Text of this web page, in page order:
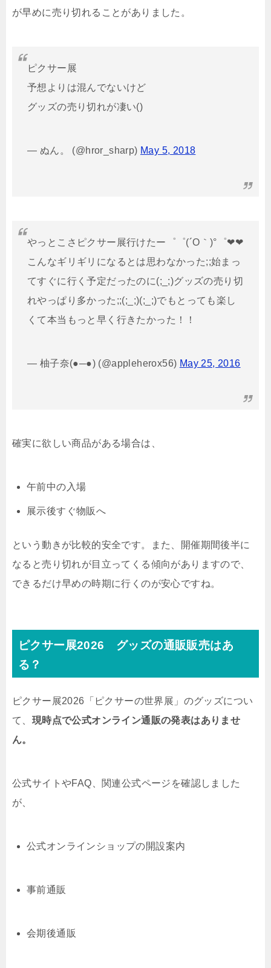
が早めに売り切れることがありました。
ピクサー展
予想よりは混んでないけど
グッズの売り切れが凄い()
— ぬん。 (@hror_sharp) May 5, 2018
やっとこさピクサー展行けたー゜゜(´O｀)°゜❤❤
こんなギリギリになるとは思わなかった;;始まっ
てすぐに行く予定だったのに(;_;)グッズの売り切
れやっぱり多かった;;(;_;)(;_;)でもとっても楽し
くて本当もっと早く行きたかった！！
— 柚子奈(●─●) (@appleherox56) May 25, 2016
確実に欲しい商品がある場合は、
午前中の入場
展示後すぐ物販へ
という動きが比較的安全です。また、開催期間後半に
なると売り切れが目立ってくる傾向がありますので、
できるだけ早めの時期に行くのが安心ですね。
ピクサー展2026 グッズの通販販売はあ
る？
ピクサー展2026「ピクサーの世界展」のグッズについ
て、 現時点で公式オンライン通販の発表はありませ
ん。
公式サイトやFAQ、関連公式ページを確認しました
が、
公式オンラインショップの開設案内
事前通販
会期後通販